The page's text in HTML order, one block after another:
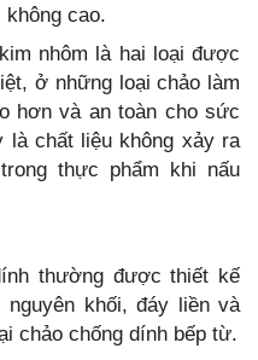
không cao.
nhôm là hai loại được
ở những loại chảo làm
hơn và an toàn cho sức
là chất liệu không xảy ra
thực phẩm khi nấu
thường được thiết kế
khối, đáy liền và
chảo chống dính bếp từ.